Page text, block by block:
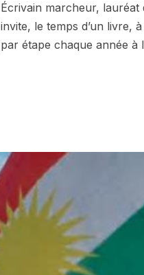
Écrivain marcheur, lauréat
invite, le temps d’un livre,
par étape chaque année